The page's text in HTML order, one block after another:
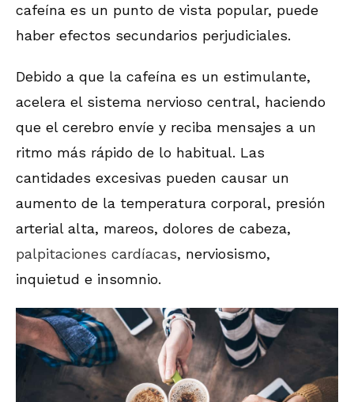
cafeína es un punto de vista popular, puede
haber efectos secundarios perjudiciales.
Debido a que la cafeína es un estimulante,
acelera el sistema nervioso central, haciendo
que el cerebro envíe y reciba mensajes a un
ritmo más rápido de lo habitual. Las
cantidades excesivas pueden causar un
aumento de la temperatura corporal, presión
arterial alta, mareos, dolores de cabeza,
palpitaciones cardíacas, nerviosismo,
inquietud e insomnio.